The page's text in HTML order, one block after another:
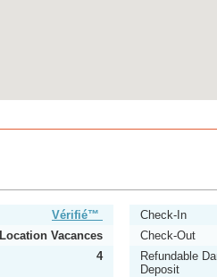
Vérifié™
Check-In
Location Vacances
Check-Out
4
Refundable
Deposit